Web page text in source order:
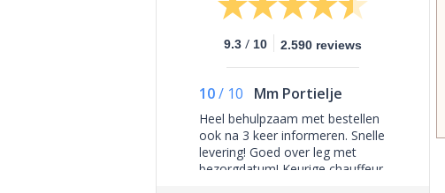
9.3 / 10 2.590 reviews
10/ 10 Mm Portielje
Heel behulpzaam met bestellen
ook na 3 keer informeren. Snelle
levering! Goed over leg met
bezorgdatum! Keurige chauffeur